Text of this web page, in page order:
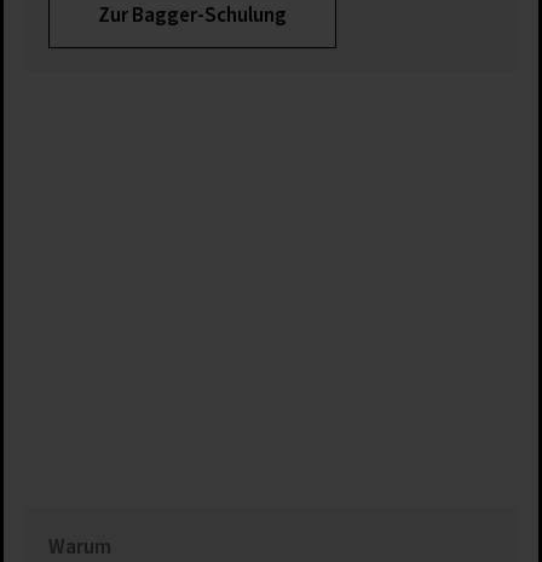
Zur Bagger-Schulung
Warum